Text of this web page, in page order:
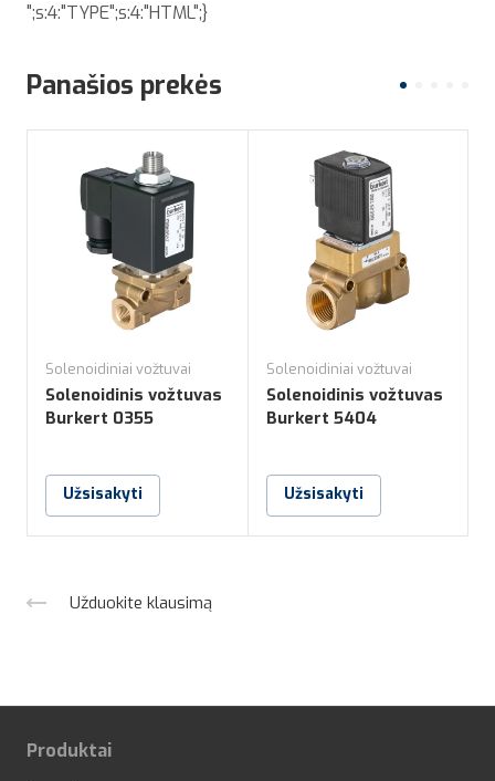
";s:4:"TYPE";s:4:"HTML";}
Panašios prekės
Solenoidiniai vožtuvai
Solenoidinis vožtuvas
Burkert 0355
Užsisakyti
Solenoidiniai vožtuvai
Solenoidinis vožtuvas
Burkert 5404
Užsisakyti
Užduokite klausimą
Produktai